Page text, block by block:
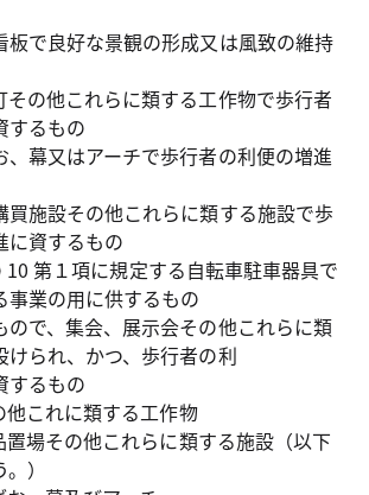
で良好な景観の形成又は風致の維持
の他これらに類する工作物で歩行者
するもの
幕又はアーチで歩行者の利便の増進
施設その他これらに類する施設で歩
に資するもの
第１項に規定する自転車駐車器具で
事業の用に供するもの
で、集会、展示会その他これらに類
けられ、かつ、歩行者の利
るもの
これに類する工作物
場その他これらに類する施設（以下
）